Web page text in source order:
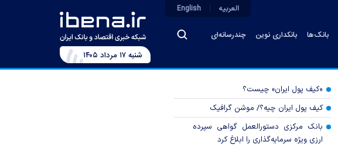
بانک‌ها بانکداری نوین چندرسانه‌ای
العربیه English
شنبه ۱۷ مرداد ۱۴۰۵
«کیف پول ایران» چیست؟
کیف پول ایران چیه؟/ موشن گرافیک
بانک مرکزی دستورالعمل گواهی سپرده
ارزی ویژه سرمایه‌گذاری را ابلاغ کرد